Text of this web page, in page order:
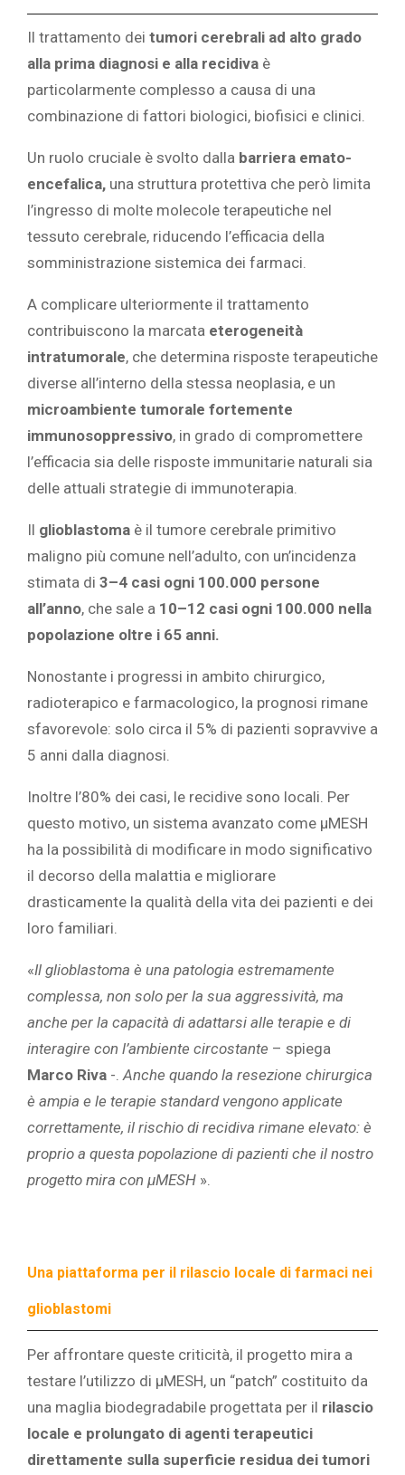
Il trattamento dei tumori cerebrali ad alto grado
alla prima diagnosi e alla recidiva è
particolarmente complesso a causa di una
combinazione di fattori biologici, biofisici e clinici.
Un ruolo cruciale è svolto dalla barriera emato-
encefalica, una struttura protettiva che però limita
l’ingresso di molte molecole terapeutiche nel
tessuto cerebrale, riducendo l’efficacia della
somministrazione sistemica dei farmaci.
A complicare ulteriormente il trattamento
contribuiscono la marcata eterogeneità
intratumorale, che determina risposte terapeutiche
diverse all’interno della stessa neoplasia, e un
microambiente tumorale fortemente
immunosoppressivo, in grado di compromettere
l’efficacia sia delle risposte immunitarie naturali sia
delle attuali strategie di immunoterapia.
Il glioblastoma è il tumore cerebrale primitivo
maligno più comune nell’adulto, con un’incidenza
stimata di 3–4 casi ogni 100.000 persone
all’anno, che sale a 10–12 casi ogni 100.000 nella
popolazione oltre i 65 anni.
Nonostante i progressi in ambito chirurgico,
radioterapico e farmacologico, la prognosi rimane
sfavorevole: solo circa il 5% di pazienti sopravvive a
5 anni dalla diagnosi.
Inoltre l’80% dei casi, le recidive sono locali. Per
questo motivo, un sistema avanzato come μMESH
ha la possibilità di modificare in modo significativo
il decorso della malattia e migliorare
drasticamente la qualità della vita dei pazienti e dei
loro familiari.
«Il glioblastoma è una patologia estremamente
complessa, non solo per la sua aggressività, ma
anche per la capacità di adattarsi alle terapie e di
interagire con l’ambiente circostante – spiega
Marco Riva -.Anche quando la resezione chirurgica
è ampia e le terapie standard vengono applicate
correttamente, il rischio di recidiva rimane elevato: è
proprio a questa popolazione di pazienti che il nostro
progetto mira con μMESH ».
Una piattaforma per il rilascio locale di farmaci nei
glioblastomi
Per affrontare queste criticità, il progetto mira a
testare l’utilizzo di μMESH, un “patch” costituito da
una maglia biodegradabile progettata per il rilascio
locale e prolungato di agenti terapeutici
direttamente sulla superficie residua dei tumori